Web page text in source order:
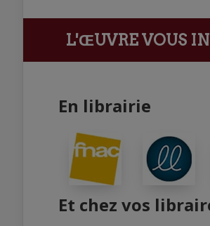
L'ŒUVRE VOUS
En librairie
Et chez vos